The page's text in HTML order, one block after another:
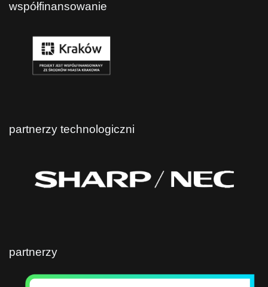
współfinansowanie
partnerzy technologiczni
partnerzy